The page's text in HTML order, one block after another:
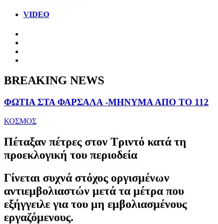
VIDEO
BREAKING NEWS
ΦΩΤΙΑ ΣΤΑ ΦΑΡΣΑΛΑ -ΜΗΝΥΜΑ ΑΠΟ ΤΟ 112
ΚΟΣΜΟΣ
Πέταξαν πέτρες στον Τριντό κατά τη
προεκλογική του περιοδεία
Γίνεται συχνά στόχος οργισμένων
αντιεμβολιαστών μετά τα μέτρα που
εξήγγειλε για του μη εμβολιασμένους
εργαζόμενους.